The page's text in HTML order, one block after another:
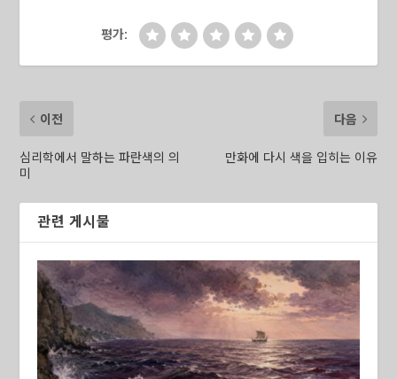
평가:
이전
심리학에서 말하는 파란색의 의
미
다음
만화에 다시 색을 입히는 이유
관련 게시물